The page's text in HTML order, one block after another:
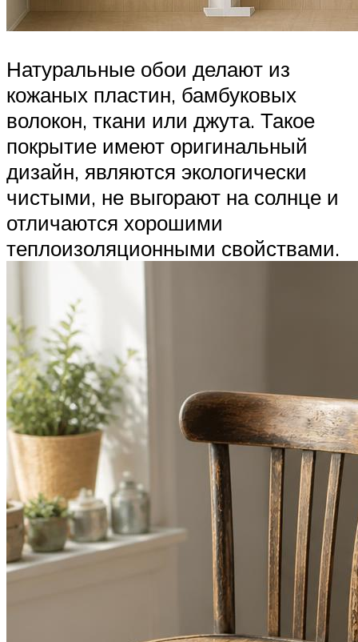
Натуральные обои делают из
кожаных пластин, бамбуковых
волокон, ткани или джута. Такое
покрытие имеют оригинальный
дизайн, являются экологически
чистыми, не выгорают на солнце и
отличаются хорошими
теплоизоляционными свойствами.